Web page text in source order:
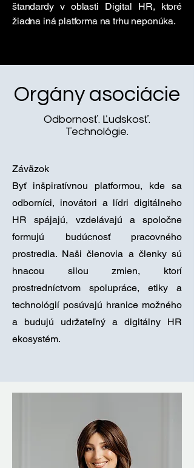
štandardy v oblasti Digital HR, ktoré
žiadna iná platforma na trhu neponúka.
Orgány asociácie
Odbornosť. Ľudskosť.
Technológie.
Záväzok
Byť inšpiratívnou platformou, kde sa
odborníci, inovátori a lídri digitálneho
HR spájajú, vzdelávajú a spoločne
formujú budúcnosť pracovného
prostredia. Naši členovia a členky sú
hnacou silou zmien, ktorí
prostredníctvom spolupráce, etiky a
technológií posúvajú hranice možného
a budujú udržateľný a digitálny HR
ekosystém.